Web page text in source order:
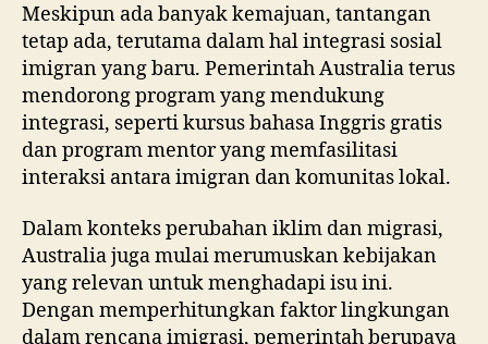
Meskipun ada banyak kemajuan, tantangan
tetap ada, terutama dalam hal integrasi sosial
imigran yang baru. Pemerintah Australia terus
mendorong program yang mendukung
integrasi, seperti kursus bahasa Inggris gratis
dan program mentor yang memfasilitasi
interaksi antara imigran dan komunitas lokal.
Dalam konteks perubahan iklim dan migrasi,
Australia juga mulai merumuskan kebijakan
yang relevan untuk menghadapi isu ini.
Dengan memperhitungkan faktor lingkungan
dalam rencana imigrasi, pemerintah berupaya